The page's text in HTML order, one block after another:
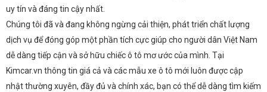
uy tín và đáng tin cậy nhất.
Chúng tôi đã và đang không ngừng cải thiện, phát triển chất lượng
dịch vụ để đóng góp một phần tích cực giúp cho người dân Việt Nam
dễ dàng tiếp cận và sở hữu chiếc ô tô mơ ước của mình. Tại
Kimcar.vn thông tin giá cả và các mẫu xe ô tô mới luôn được cập
nhật thường xuyên, đầy đủ và chính xác, bạn có thể dễ dàng tìm kiếm